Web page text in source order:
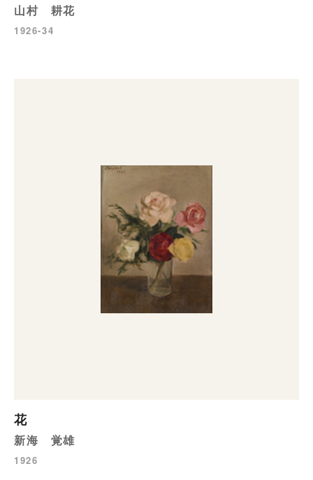
山村 耕花
1926-34
花
新海 覚雄
1926